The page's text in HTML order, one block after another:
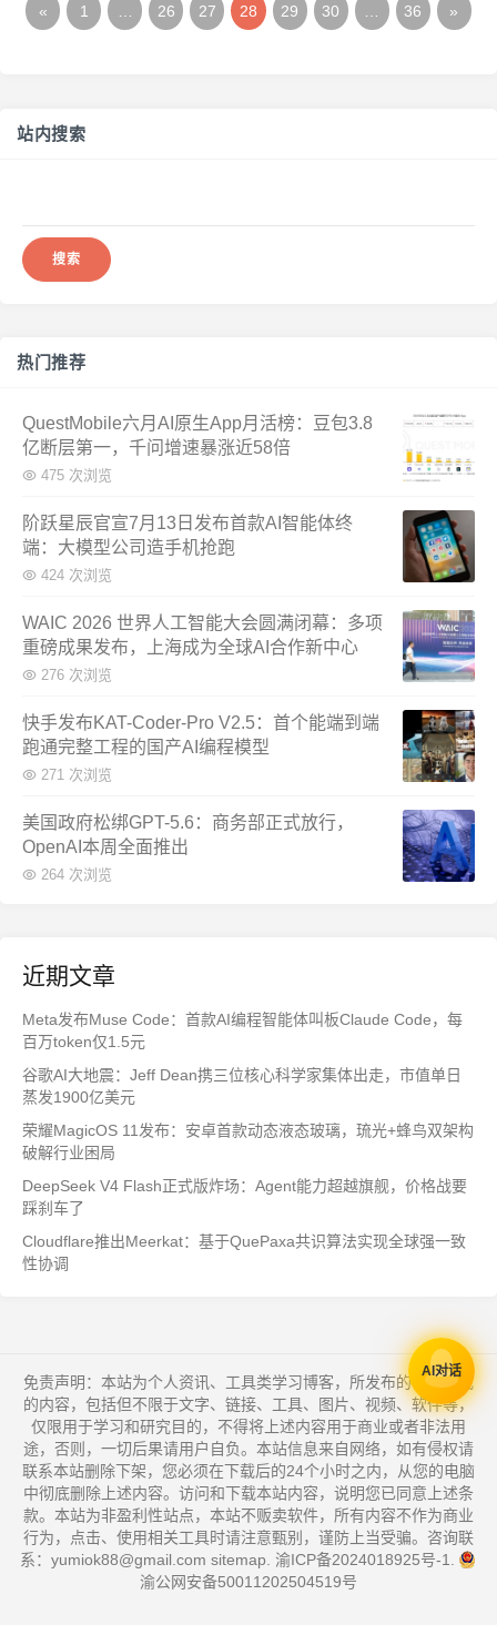
« 1 26 27 28 29 30 36 »
站内搜索
热门推荐
QuestMobile六月AI原生App月活榜：豆包3.8
亿断层第一，千问增速暴涨近58倍
475 次浏览
阶跃星辰官宣7月13日发布首款AI智能体终
端：大模型公司造手机抢跑
424 次浏览
WAIC 2026 世界人工智能大会圆满闭幕：多项
重磅成果发布，上海成为全球AI合作新中心
276 次浏览
快手发布KAT-Coder-Pro V2.5：首个能端到端
跑通完整工程的国产AI编程模型
271 次浏览
美国政府松绑GPT-5.6：商务部正式放行，
OpenAI本周全面推出
264 次浏览
近期文章
Meta发布Muse Code：首款AI编程智能体叫板Claude Code，每
百万token仅1.5元
谷歌AI大地震：Jeff Dean携三位核心科学家集体出走，市值单日
蒸发1900亿美元
荣耀MagicOS 11发布：安卓首款动态液态玻璃，琉光+蜂鸟双架构
破解行业困局
DeepSeek V4 Flash正式版炸场：Agent能力超越旗舰，价格战要
踩刹车了
Cloudflare推出Meerkat：基于QuePaxa共识算法实现全球强一致
性协调
免责声明：本站为个人资讯、工具类学习博客，所发布的一切形式
的内容，包括但不限于文字、链接、工具、图片、视频、软件等，
仅限用于学习和研究目的，不得将上述内容用于商业或者非法用
途，否则，一切后果请用户自负。本站信息来自网络，如有侵权请
联系本站删除下架，您必须在下载后的24个小时之内，从您的电脑
中彻底删除上述内容。访问和下载本站内容，说明您已同意上述条
款。本站为非盈利性站点，本站不贩卖软件，所有内容不作为商业
行为，点击、使用相关工具时请注意甄别，谨防上当受骗。咨询联
系：yumiok88@gmail.com sitemap 渝ICP备2024018925号-1
渝公网安备50011202504519号
AI对话